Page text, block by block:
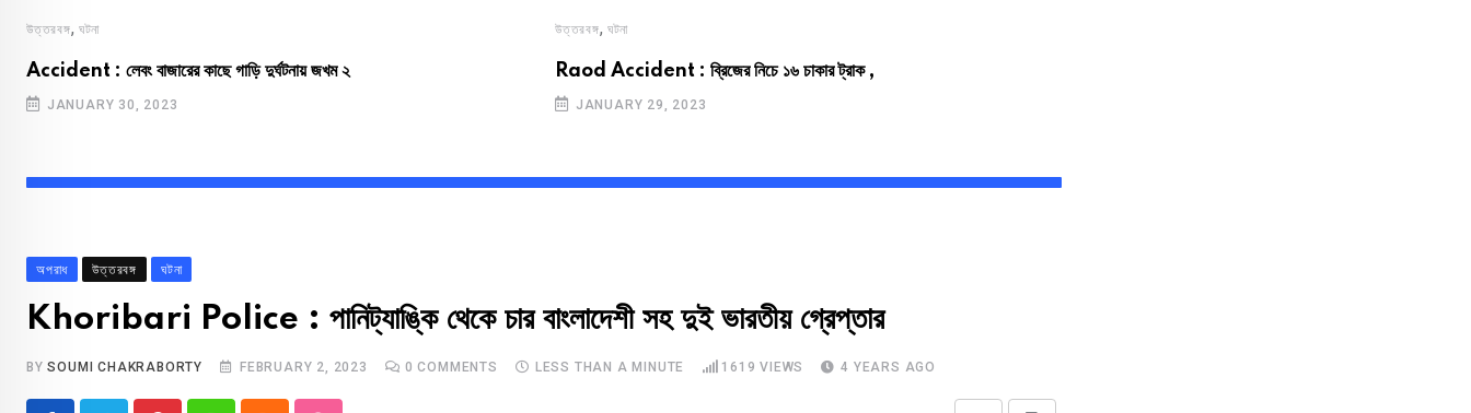
উত্তরবঙ্গ, ঘটনা
Accident : লেবং বাজারের কাছে গাড়ি দুর্ঘটনায় জখম ২
JANUARY 30, 2023
উত্তরবঙ্গ, ঘটনা
Raod Accident : ব্রিজের নিচে ১৬ চাকার ট্রাক ,
JANUARY 29, 2023
অপরাধ উত্তরবঙ্গ ঘটনা
Khoribari Police : পানিট্যাঙ্কি থেকে চার বাংলাদেশী সহ দুই ভারতীয় গ্রেপ্তার
BYSOUMI CHAKRABORTY FEBRUARY 2, 2023 0 COMMENTS LESS THAN A MINUTE 1619 VIEWS 4 YEARS AGO